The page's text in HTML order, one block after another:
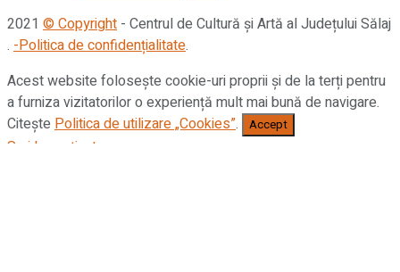
2021 © Copyright - Centrul de Cultură și Artă al Județului Sălaj
. -Politica de confidențialitate.
Acest website folosește cookie-uri proprii și de la terți pentru
a furniza vizitatorilor o experiență mult mai bună de navigare.
Citește Politica de utilizare „Cookies”. Accept
Sari la conținut